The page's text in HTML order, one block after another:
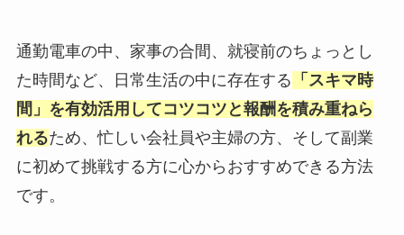
通勤電車の中、家事の合間、就寝前のちょっとし
た時間など、日常生活の中に存在する 「スキマ時
間」を有効活用してコツコツと報酬を積み重ねら
れるため、忙しい会社員や主婦の方、そして副業
に初めて挑戦する方に心からおすすめできる方法
です。